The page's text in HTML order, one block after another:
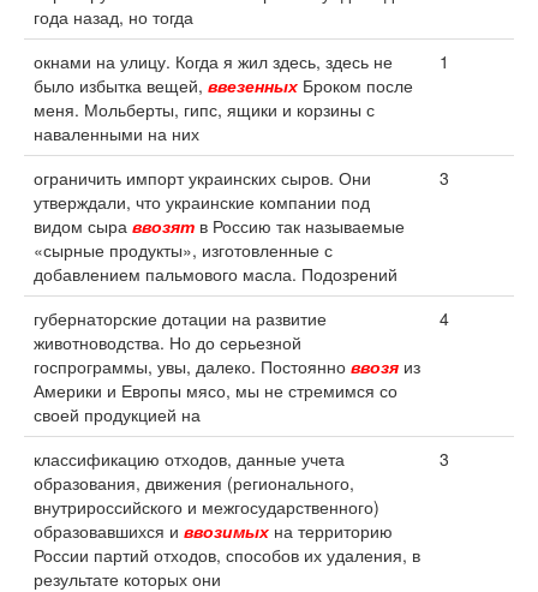
года назад, но тогда
окнами на улицу. Когда я жил здесь, здесь не
было избытка вещей, ввезенных Броком после
меня. Мольберты, гипс, ящики и корзины с
наваленными на них
1
ограничить импорт украинских сыров. Они
утверждали, что украинские компании под
видом сыра ввозят в Россию так называемые
«сырные продукты», изготовленные с
добавлением пальмового масла. Подозрений
3
губернаторские дотации на развитие
животноводства. Но до серьезной
госпрограммы, увы, далеко. Постоянно ввозя из
Америки и Европы мясо, мы не стремимся со
своей продукцией на
4
классификацию отходов, данные учета
образования, движения (регионального,
внутрироссийского и межгосударственного)
образовавшихся и ввозимых на территорию
России партий отходов, способов их удаления, в
результате которых они
3